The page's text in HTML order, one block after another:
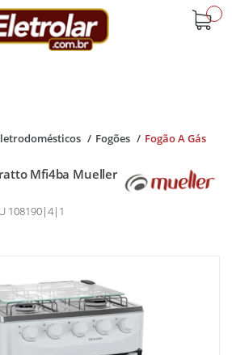
Fogões Fogão A Gás
Mfi4ba Mueller
108190|4|1